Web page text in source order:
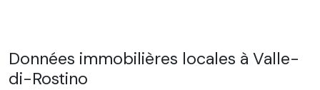
Données immobilières locales à Valle-
di-Rostino